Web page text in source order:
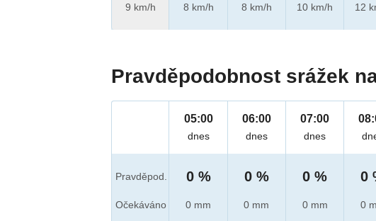
9 km/h
8 km/h
8 km/h
10 km/h
12
Pravděpodobnost srážek
Pravděpod.
Očekáváno
05:00
dnes
0 %
0 mm
06:00
dnes
0 %
0 mm
07:00
dnes
0 %
0 mm
0
0